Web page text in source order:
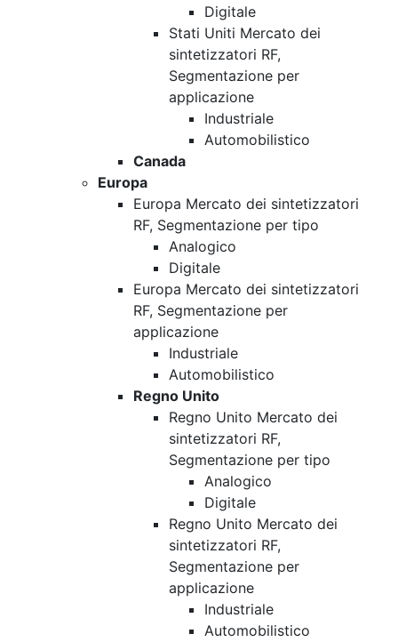
Digitale
Stati Uniti Mercato dei
sintetizzatori RF,
Segmentazione per
applicazione
Industriale
Automobilistico
Canada
Europa
Europa Mercato dei sintetizzatori
RF, Segmentazione per tipo
Analogico
Digitale
Europa Mercato dei sintetizzatori
RF, Segmentazione per
applicazione
Industriale
Automobilistico
Regno Unito
Regno Unito Mercato dei
sintetizzatori RF,
Segmentazione per tipo
Analogico
Digitale
Regno Unito Mercato dei
sintetizzatori RF,
Segmentazione per
applicazione
Industriale
Automobilistico